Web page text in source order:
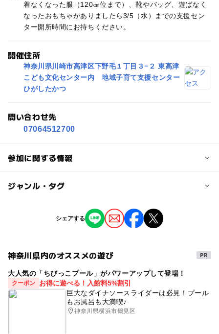
着なくなった服（120㎝位まで）、靴やバッグ、遊ばなく
なったおもちゃがありましたら3/5（水）までの支援セン
ター開所時間にお持ちください。
開催住所
神奈川県川崎市高津区下野毛１丁目３−２ 東高津
こども文化センター内 地域子育て支援センター
ひがしたかつ
問い合わせ先
07064512700
参加に関する情報
対象年齢
注意・制限事項
【問い合わせ先】
地域子育て支援センターひがしたかつ
07064512700
ジャンル・タグ
タグ
オープンデータ利用 川崎市情報提供
シェアする
神奈川県内のオススメの遊び
大人気の「ちびっこプール」がパワーアップして登場！
クーポン
お得に遊べる！入館料5%割引
巨大なダイナソースライダーは必見！プール
もお風呂も大満喫♪
神奈川県横浜市鶴見区